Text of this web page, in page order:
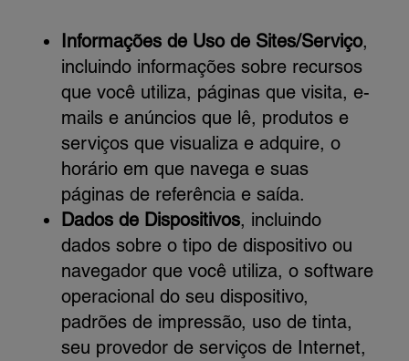
Informações de Uso de Sites/Serviço,
incluindo informações sobre recursos
que você utiliza, páginas que visita, e-
mails e anúncios que lê, produtos e
serviços que visualiza e adquire, o
horário em que navega e suas
páginas de referência e saída.
Dados de Dispositivos, incluindo
dados sobre o tipo de dispositivo ou
navegador que você utiliza, o software
operacional do seu dispositivo,
padrões de impressão, uso de tinta,
seu provedor de serviços de Internet,